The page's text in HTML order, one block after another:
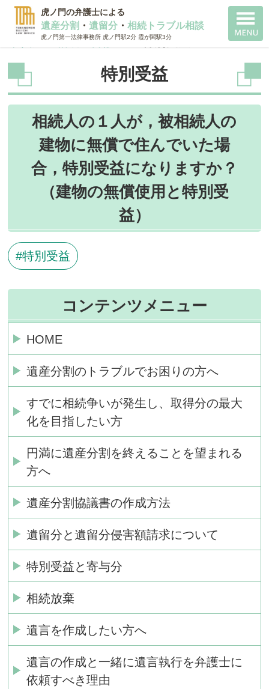
虎ノ門の弁護士による
遺産分割 ・ 遺留分・ 相続トラブル相談
虎ノ門第一法律事務所 虎ノ門駅2分 霞が関駅3分
千代田 相続 弁護士>特別受益
特別受益
相続人の１人が，被相続人の
建物に無償で住んでいた場
合，特別受益になりますか？
（建物の無償使用と特別受
益）
特別受益
コンテンツメニュー
HOME
遺産分割のトラブルでお困りの方へ
すでに相続争いが発生し、取得分の最大
化を目指したい方
円満に遺産分割を終えることを望まれる
方へ
遺産分割協議書の作成方法
遺留分と遺留分侵害額請求について
特別受益と寄与分
相続放棄
遺言を作成したい方へ
遺言の作成と一緒に遺言執行を弁護士に
依頼すべき理由